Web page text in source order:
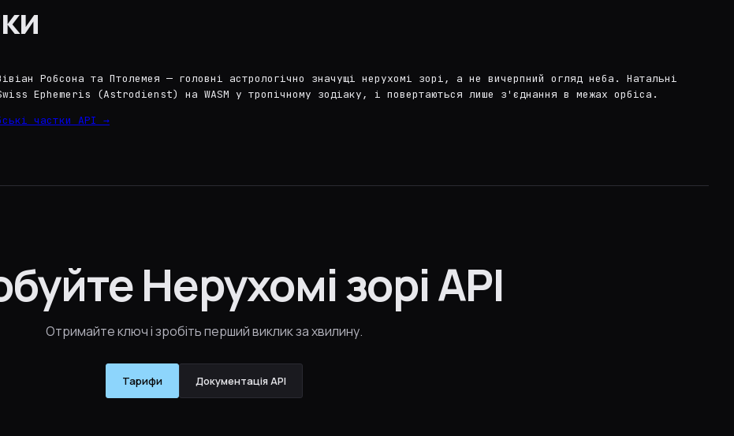
Робсона та Птолемея — головні астрологічно значущі нерухомі зорі, а не вичерпний огляд неба. Натальні
Ephemeris (Astrodienst) на WASM у тропічному зодіаку, і повертаються лише з'єднання в межах орбіса.
частки API →
Нерухомі зорі API
Отримайте ключ і зробіть перший виклик за хвилину.
Тарифи Документація API